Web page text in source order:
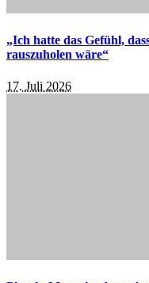
„Ich hatte das Gefühl,
rauszuholen wäre“
17. Juli 2026